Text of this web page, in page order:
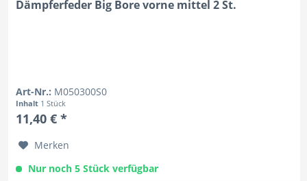
Dämpferfeder Big Bore vorne mittel 2 St.
Art-Nr.: M050300S0
Inhalt 1 Stück
11,40 € *
Merken
Nur noch 5 Stück verfügbar